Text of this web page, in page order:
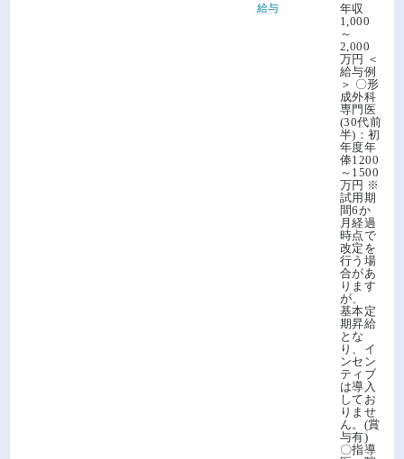
給与
年収
1,000
～
2,000
万円 ＜
給与例
＞ 〇形
成外科
専門医
(30代前
半)：初
年度年
俸1200
～1500
万円 ※
試用期
間6か
月経過
時点で
改定を
行う場
合があ
ります
が、
基本定
期昇給
とな
り、イ
ンセン
ティブ
は導入
してお
りませ
ん。(賞
与有)
〇指導